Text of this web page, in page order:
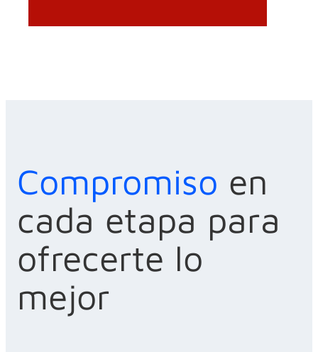
Compromiso en
cada etapa para
ofrecerte lo
mejor